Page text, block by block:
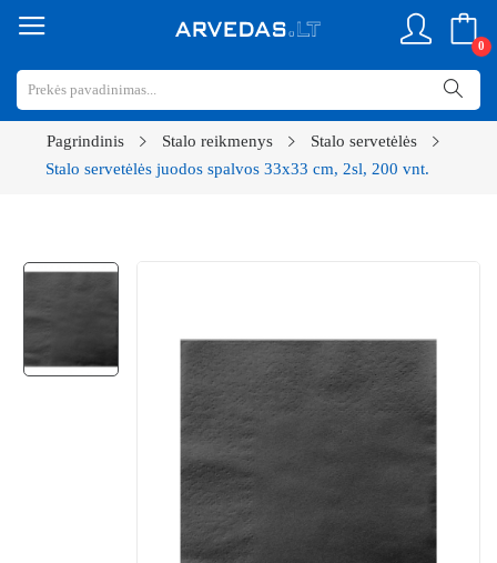
0
Pagrindinis Stalo reikmenys
Stalo servetėlės
Stalo servetėlės juodos spalvos 33x33 cm, 2sl, 200 vnt.